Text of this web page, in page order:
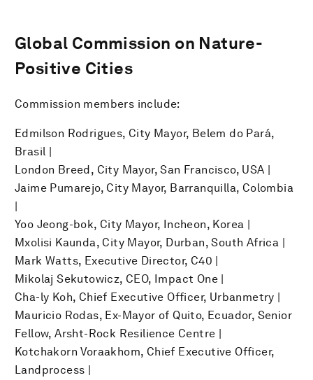
Global Commission on Nature-
Positive Cities
Commission members include:
Edmilson Rodrigues, City Mayor, Belem do Pará,
Brasil |
London Breed, City Mayor, San Francisco, USA |
Jaime Pumarejo, City Mayor, Barranquilla, Colombia
|
Yoo Jeong-bok, City Mayor, Incheon, Korea |
Mxolisi Kaunda, City Mayor, Durban, South Africa |
Mark Watts, Executive Director, C40 |
Mikolaj Sekutowicz, CEO, Impact One |
Cha-ly Koh, Chief Executive Officer, Urbanmetry |
Mauricio Rodas, Ex-Mayor of Quito, Ecuador, Senior
Fellow, Arsht-Rock Resilience Centre |
Kotchakorn Voraakhom, Chief Executive Officer,
Landprocess |